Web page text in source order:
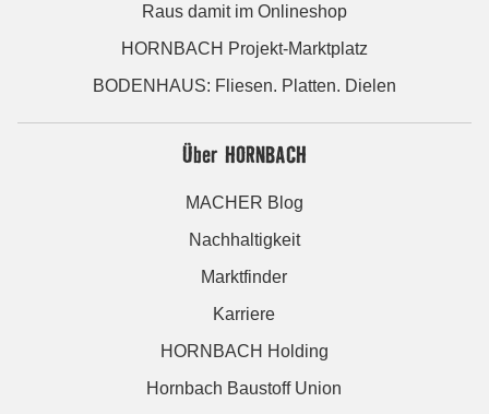
Raus damit im Onlineshop
HORNBACH Projekt-Marktplatz
BODENHAUS: Fliesen. Platten. Dielen
Über HORNBACH
MACHER Blog
Nachhaltigkeit
Marktfinder
Karriere
HORNBACH Holding
Hornbach Baustoff Union